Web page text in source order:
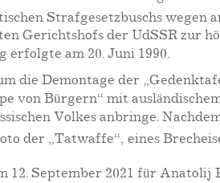
Strafgesetzbuschs
Gerichtshofs der UdSSR zur
am 20. Juni 1990.
die Demontage der
von Bürgern“ mit
Volkes anbringe.
der „Tatwaffe“, eines
September 2021 für